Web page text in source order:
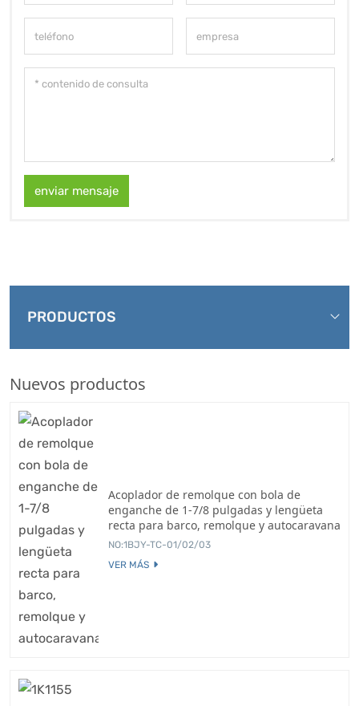
enviar mensaje
PRODUCTOS
Nuevos productos
Acoplador de remolque con bola de
enganche de 1-7/8 pulgadas y lengüeta
recta para barco, remolque y autocaravana
NO:1BJY-TC-01/02/03
VER MÁS